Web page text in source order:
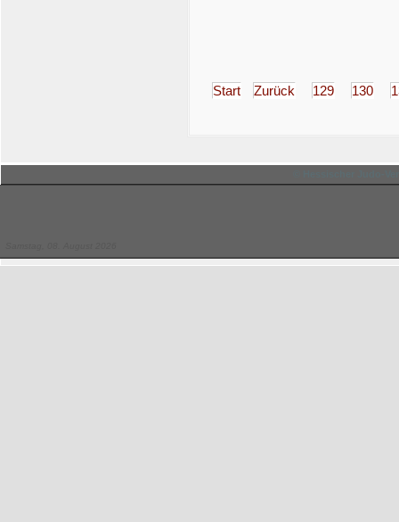
Start Zurück 129 130